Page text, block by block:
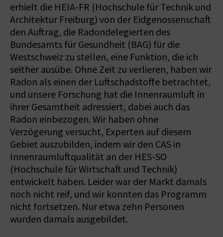
erhielt die HEIA-FR (Hochschule für Technik und
Architektur Freiburg) von der Eidgenossenschaft
den Auftrag, die Radondelegierten des
Bundesamts für Gesundheit (BAG) für die
Westschweiz zu stellen, eine Funktion, die ich
seither ausübe. Ohne Zeit zu verlieren, haben wir
Radon als einen der Luftschadstoffe betrachtet,
und unsere Forschung hat die Innenraumluft in
ihrer Gesamtheit adressiert, dabei auch das
Radon einbezogen. Wir haben ohne
Verzögerung versucht, Experten auf diesem
Gebiet auszubilden, indem wir den CAS in
Innenraumluftqualität an der HES-SO
(Hochschule für Wirtschaft und Technik)
entwickelt haben. Leider war der Markt damals
noch nicht reif, und wir konnten das Programm
nicht fortsetzen. Nur etwa zehn Personen
wurden damals ausgebildet.